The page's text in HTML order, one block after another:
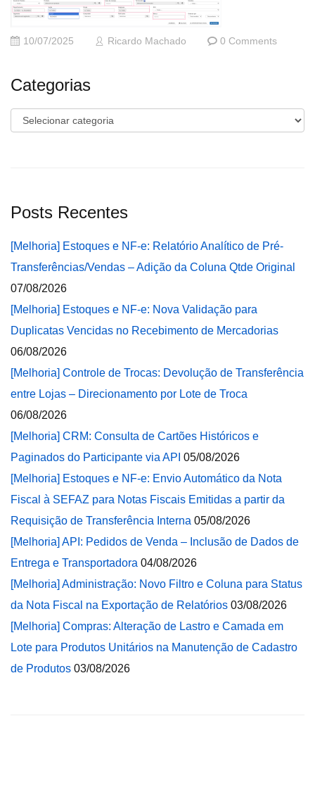
10/07/2025 Ricardo Machado 0 Comments
Categorias
Categorias
Posts Recentes
[Melhoria] Estoques e NF-e: Relatório Analítico de Pré-
Transferências/Vendas – Adição da Coluna Qtde Original
07/08/2026
[Melhoria] Estoques e NF-e: Nova Validação para
Duplicatas Vencidas no Recebimento de Mercadorias
06/08/2026
[Melhoria] Controle de Trocas: Devolução de Transferência
entre Lojas – Direcionamento por Lote de Troca
06/08/2026
[Melhoria] CRM: Consulta de Cartões Históricos e
Paginados do Participante via API 05/08/2026
[Melhoria] Estoques e NF-e: Envio Automático da Nota
Fiscal à SEFAZ para Notas Fiscais Emitidas a partir da
Requisição de Transferência Interna 05/08/2026
[Melhoria] API: Pedidos de Venda – Inclusão de Dados de
Entrega e Transportadora 04/08/2026
[Melhoria] Administração: Novo Filtro e Coluna para Status
da Nota Fiscal na Exportação de Relatórios 03/08/2026
[Melhoria] Compras: Alteração de Lastro e Camada em
Lote para Produtos Unitários na Manutenção de Cadastro
de Produtos 03/08/2026